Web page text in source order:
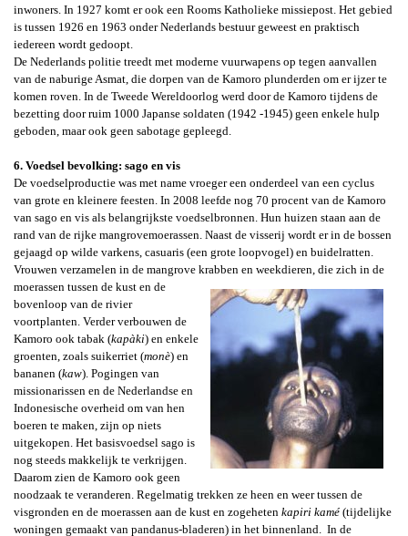
inwoners. In 1927 komt er ook een Rooms Katholieke missiepost. Het gebied
is tussen 1926 en 1963 onderNederlands bestuur geweest en praktisch
iedereen wordt gedoopt.
De Nederlands politie treedt met moderne vuurwapens op tegen aanvallen
van de naburige Asmat, die dorpen van de Kamoro plunderden om er ijzer te
komen roven . In de Tweede Wereldoorlog werd door de Kamoro tijdens de
bezetting door ruim 1000 Japanse soldaten (1942 -1945) geen enkele hulp
geboden, maar ook geen sabotage gepleegd.
6. Voedsel bevolking: sago en vis
De voedselproductie was met name vroeger een onderdeel van een cyclus
van grote en kleinere feesten. In 2008 leefde nog 70 procent van de Kamoro
van sago en vis als belangrijkste voedselbronnen. Hun huizen staan aan de
rand van de rijke mangrovemoerassen. Naast de visserij wordt er in de bossen
gejaagd op wilde varkens, casuaris (een grote loopvogel) en buidelratten.
Vrouwen verzamelen in de mangrove krabben en weekdieren, die zich in de
moerassen tussen de kust en de
bovenloop van de rivier
voortplanten. Verder verbouwen de
Kamoro ook tabak (kapàki) en enkele
groenten, zoals suikerriet (monè) en
bananen (kaw). Pogingen van
missionarissen en de Nederlandse en
Indonesische overheid om van hen
boeren te maken, zijn op niets
uitgekopen. Het basisvoedsel sago is
nog steeds makkelijk te verkrijgen.
Daarom zien de Kamoro ook geen
noodzaak te veranderen. Regelmatig trekken ze heen en weer tussen de
visgronden en de moerassen aan de kust en zogeheten kapiri kamé (tijdelijke
woningen gemaakt van pandanus-bladeren) in het binnenland.
In de